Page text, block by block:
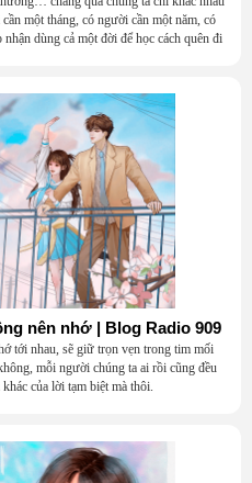
một tháng, có người cần một năm, có
dùng cả một đời để học cách quên đi
nên nhớ | Blog Radio 909
tới nhau, sẽ giữ trọn vẹn trong tim mối
mỗi người chúng ta ai rồi cũng đều
của lời tạm biệt mà thôi.